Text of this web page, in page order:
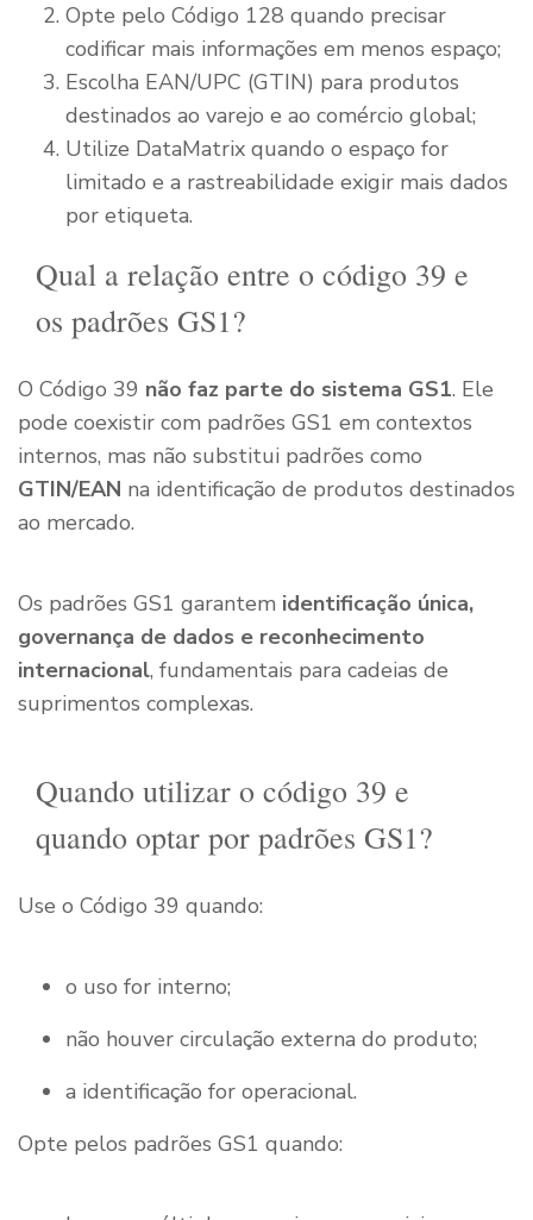
Opte pelo Código 128 quando precisar
codificar mais informações em menos espaço;
Escolha EAN/UPC (GTIN) para produtos
destinados ao varejo e ao comércio global;
Utilize DataMatrix quando o espaço for
limitado e a rastreabilidade exigir mais dados
por etiqueta.
Qual a relação entre o código 39 e
os padrões GS1?
O Código 39 não faz parte do sistema GS1. Ele
pode coexistir com padrões GS1 em contextos
internos, mas não substitui padrões como
GTIN/EAN na identificação de produtos destinados
ao mercado.
Os padrões GS1 garantem identificação única,
governança de dados e reconhecimento
internacional, fundamentais para cadeias de
suprimentos complexas.
Quando utilizar o código 39 e
quando optar por padrões GS1?
Use o Código 39 quando:
o uso for interno;
não houver circulação externa do produto;
a identificação for operacional.
Opte pelos padrões GS1 quando: